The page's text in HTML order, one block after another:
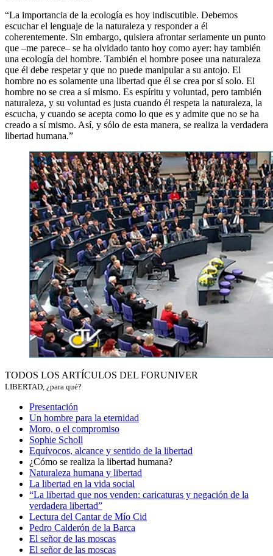
“La importancia de la ecología es hoy indiscutible. Debemos
escuchar el lenguaje de la naturaleza y responder a él
coherentemente. Sin embargo, quisiera afrontar seriamente un punto
que –me parece– se ha olvidado tanto hoy como ayer: hay también
una ecología del hombre. También el hombre posee una naturaleza
que él debe respetar y que no puede manipular a su antojo. El
hombre no es solamente una libertad que él se crea por sí solo. El
hombre no se crea a sí mismo. Es espíritu y voluntad, pero también
naturaleza, y su voluntad es justa cuando él respeta la naturaleza, la
escucha, y cuando se acepta como lo que es y admite que no se ha
creado a sí mismo. Así, y sólo de esta manera, se realiza la verdadera
libertad humana.”
TODOS LOS ARTÍCULOS DEL FORUNIVER
LIBERTAD, ¿para qué?
Presentación
Un hombre para la eternidad
Moro, o el compromiso
Sophie Scholl
Equívocos, alcance y sentido de la libertad
¿Cómo se realiza la libertad humana?
Naturaleza humana y libertad
La libertad en la vida social
“La libertad que nos venden: caricaturas y negación de la
verdadera libertad”
Lectura del Cantar de Mío Cid
Pedro Calderón de la Barca
El señor de las moscas
El señor de las moscas